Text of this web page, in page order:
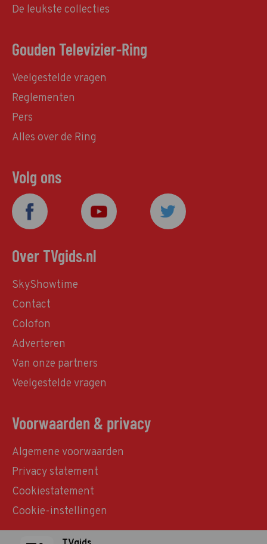
De leukste collecties
Gouden Televizier-Ring
Veelgestelde vragen
Reglementen
Pers
Alles over de Ring
Volg ons
Over TVgids.nl
SkyShowtime
Contact
Colofon
Adverteren
Van onze partners
Veelgestelde vragen
Voorwaarden & privacy
Algemene voorwaarden
Privacy statement
Cookiestatement
Cookie-instellingen